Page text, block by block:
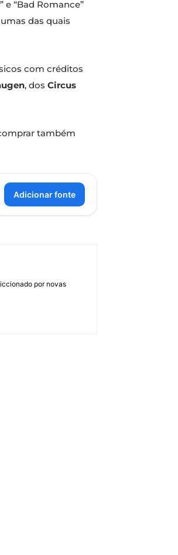
e “Bad Romance”
das quais
com créditos
, dos Circus
também
Adicionar fonte
por novas